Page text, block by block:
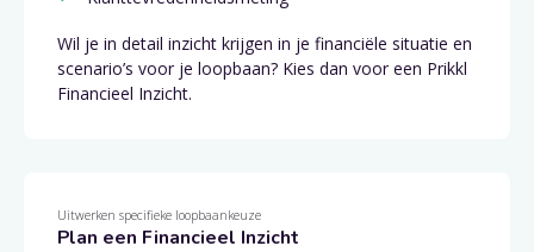
Wil je in detail inzicht krijgen in je financiële situatie en
scenario’s voor je loopbaan? Kies dan voor een Prikkl
Financieel Inzicht.
Uitwerken specifieke loopbaankeuze
Plan een Financieel Inzicht